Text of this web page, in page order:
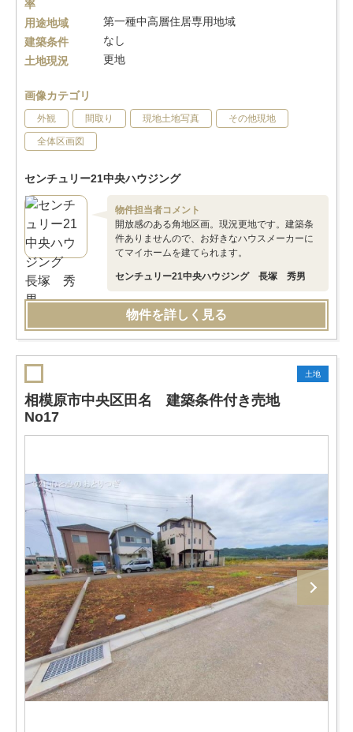
率
用途地域
第一種中高層住居専用地域
建築条件
なし
土地現況
更地
画像カテゴリ
外観 間取り 現地土地写真 その他現地
全体区画図
センチュリー21中央ハウジング
物件担当者コメント
開放感のある角地区画。現況更地です。建築条
件ありませんので、お好きなハウスメーカーに
てマイホームを建てられます。
センチュリー21中央ハウジング 長塚 秀男
物件を詳しく見る
土地
相模原市中央区田名 建築条件付き売地
No17